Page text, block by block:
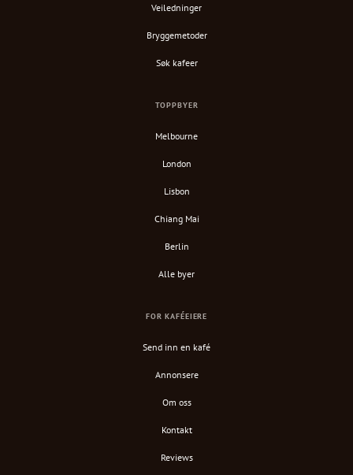
Veiledninger
Bryggemetoder
Søk kafeer
TOPPBYER
Melbourne
London
Lisbon
Chiang Mai
Berlin
Alle byer
FOR KAFÉEIERE
Send inn en kafé
Annonsere
Om oss
Kontakt
Reviews